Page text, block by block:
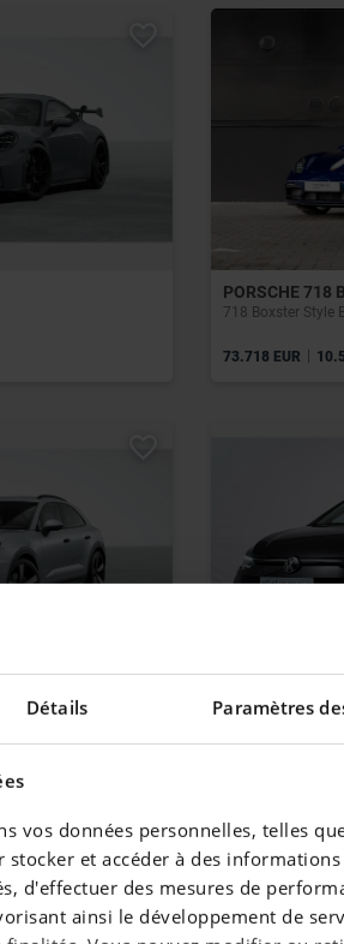
Détails Paramètres
vos données personnelles, telles
stocker et accéder à des
d'effectuer des mesures de
ainsi le développement de
PORSCHE 718
718 Boxster Style
73.718 EUR |
VOLKSWAGEN